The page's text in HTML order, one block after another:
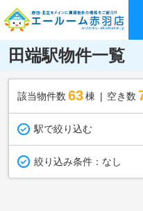
田端駅物件一覧
該当物件数 63棟 空き数
駅で絞り込む
絞り込み条件： なし